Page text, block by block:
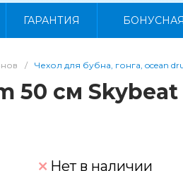
ГАРАНТИЯ
/ Чехол для бубна, гонга, ocean
50 см Skybeat
Нет в наличии